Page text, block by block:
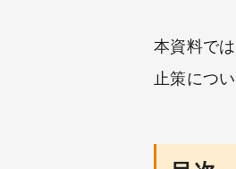
本資料で
止策につ